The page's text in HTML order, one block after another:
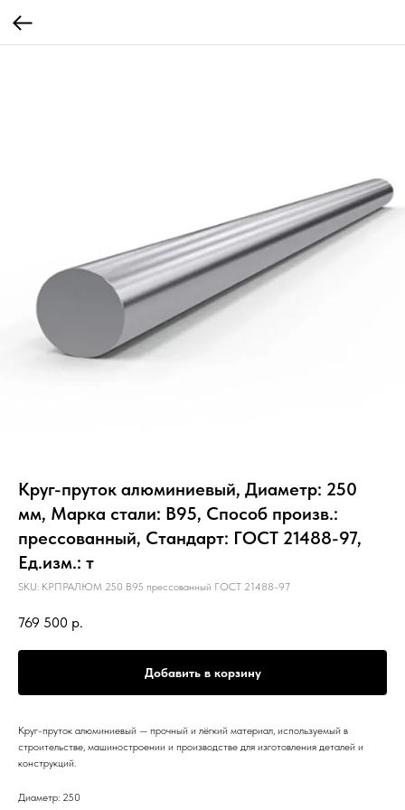
Круг-пруток алюминиевый, Диаметр: 250
мм, Марка стали: В95, Способ произв.:
прессованный, Стандарт: ГОСТ 21488-97,
Ед.изм.: т
SKU: КРПРАЛЮМ 250 В95 прессованный ГОСТ 21488-97
769 500 р.
Добавить в корзину
Круг-пруток алюминиевый — прочный и лёгкий материал, используемый в
строительстве, машиностроении и производстве для изготовления деталей и
конструкций.
Диаметр: 250